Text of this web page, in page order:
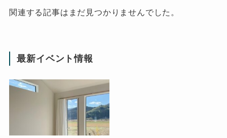
関連する記事はまだ見つかりませんでした。
最新イベント情報